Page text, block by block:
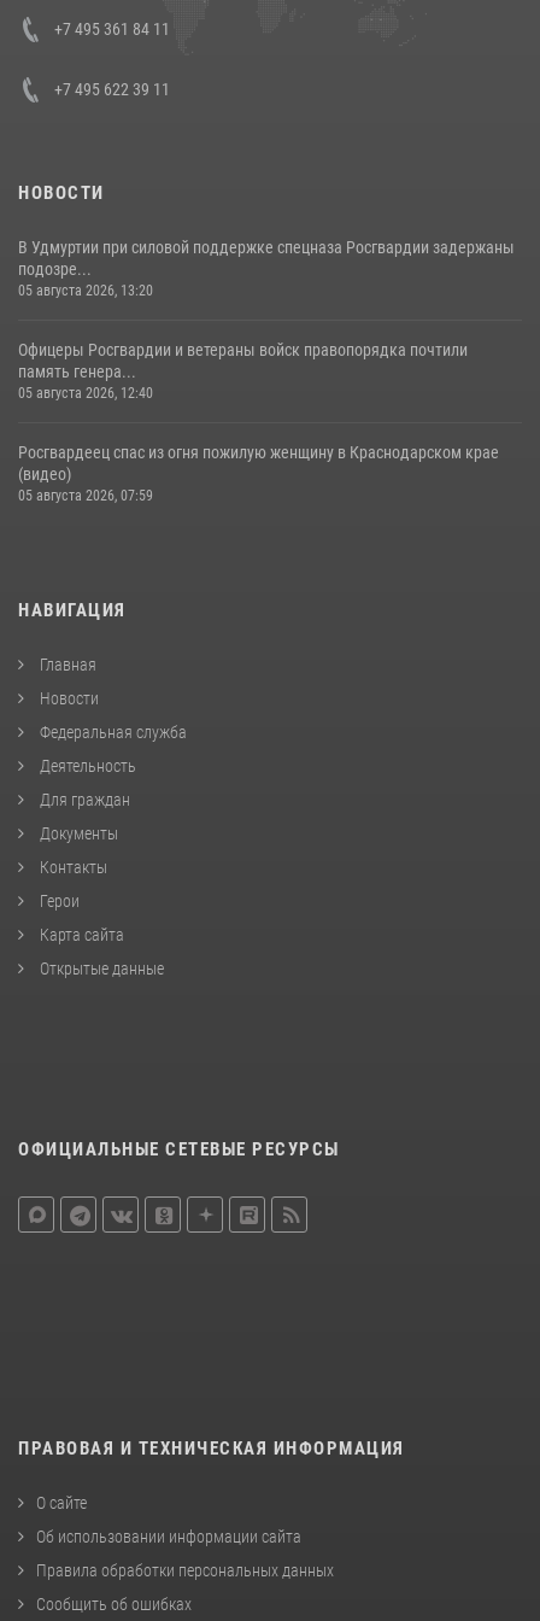
+7 495 361 84 11
+7 495 622 39 11
НОВОСТИ
В Удмуртии при силовой поддержке спецназа Росгвардии задержаны
подозре...
05 августа 2026, 13:20
Офицеры Росгвардии и ветераны войск правопорядка почтили
память генера...
05 августа 2026, 12:40
Росгвардеец спас из огня пожилую женщину в Краснодарском крае
(видео)
05 августа 2026, 07:59
НАВИГАЦИЯ
Главная
Новости
Федеральная служба
Деятельность
Для граждан
Документы
Контакты
Герои
Карта сайта
Открытые данные
ОФИЦИАЛЬНЫЕ СЕТЕВЫЕ РЕСУРСЫ
ПРАВОВАЯ И ТЕХНИЧЕСКАЯ ИНФОРМАЦИЯ
О сайте
Об использовании информации сайта
Правила обработки персональных данных
Сообщить об ошибках